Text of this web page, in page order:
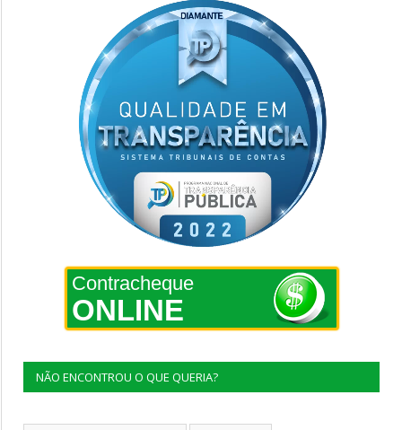
Contracheque
ONLINE
NÃO ENCONTROU O QUE QUERIA?